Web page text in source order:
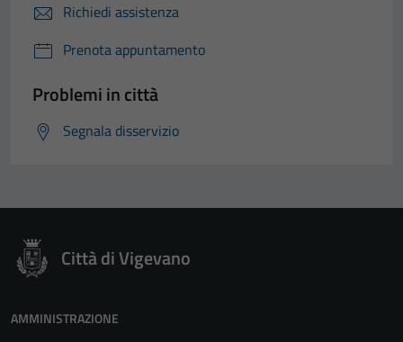
Richiedi assistenza
Prenota appuntamento
Problemi in città
Segnala disservizio
Città di Vigevano
AMMINISTRAZIONE